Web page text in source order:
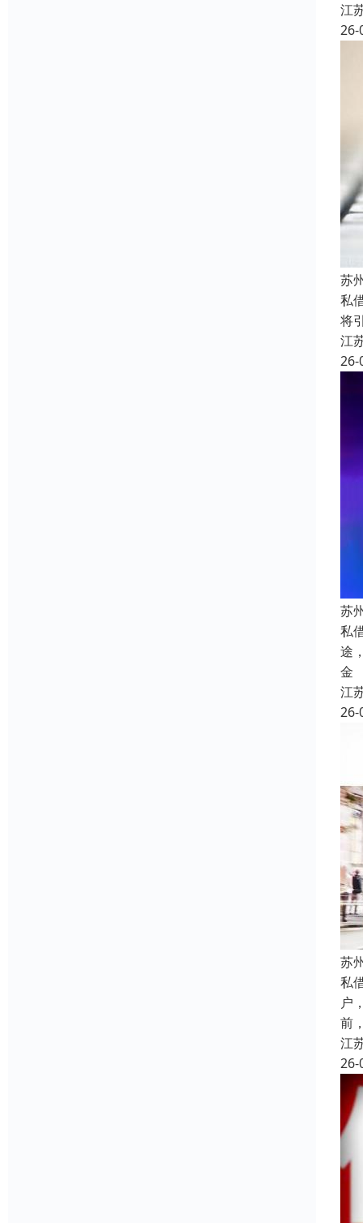
江
26-
苏
私
将
江
26-
苏
私
途
金
江
26-
苏
私
户
前
江
26-